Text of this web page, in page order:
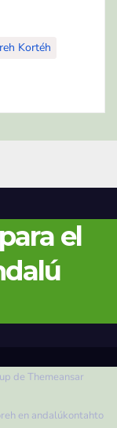
Kortéh
el
de Themeansar
en andalúkontahto